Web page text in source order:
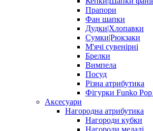
Прапори
Фан шапки
Дудки|Хлопавки
Сумки|Рюкзаки
М'ячі сувенірні
Брелки
Вимпела
Посуд
Різна атрибутика
Фігурки Funko
Аксесуари
Нагородна атрибутика
Нагороди кубки
Нагороди медалі